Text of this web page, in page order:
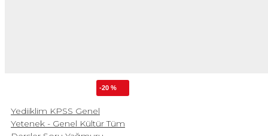
-20 %
Yediiklim KPSS Genel
Yetenek - Genel Kültür Tüm